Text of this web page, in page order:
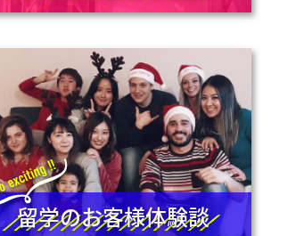
留学のお客様体験談